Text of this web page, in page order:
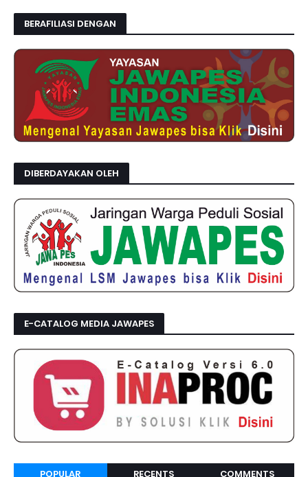
BERAFILIASI DENGAN
DIBERDAYAKAN OLEH
E-CATALOG MEDIA JAWAPES
POPULAR RECENTS COMMENTS